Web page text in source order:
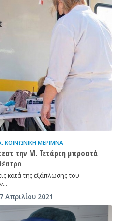
, ΚΟΙΝΩΝΙΚΉ ΜΈΡΙΜΝΑ
την Μ. Τετάρτη μπροστά
κατά της εξάπλωσης του
Απριλίου 2021